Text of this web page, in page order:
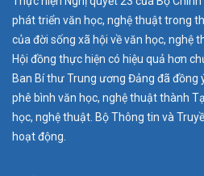
phát triển văn học, nghệ thuật trong
của đời sống xã hội về văn học, nghệ
Hội đồng thực hiện có hiệu quả hơn
Ban Bí thư Trung ương Đảng đã đồng
phê bình văn học, nghệ thuật thành
học, nghệ thuật. Bộ Thông tin và
hoạt động.